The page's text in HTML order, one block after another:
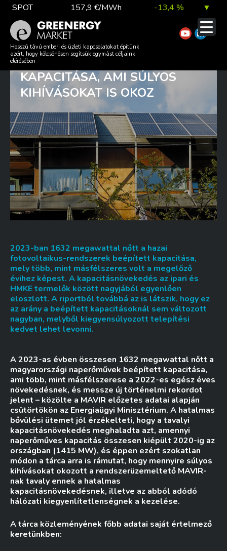
Skip
content
SPOT 157,9 €/MWh -13,4 % ▼
TTF DA 56,1 €/MWh 7,0 % ▲
EUA 81,9 €/t 1,0 %
DAX index 26 140,13 0,1 % ▲
EUR árfolyam 363,03 Ft 0,2 % ▲
Hosszú távú emberi és üzleti kapcsolatokat építünk
azért, hogy kölcsönösen segítsük egymást céljaink
elérésében
ÓRIÁSIT NŐTT 2023-BAN A
MAGYAR NAPERŐMŰVEK
KAPACITÁSA, AMI SÚLYOS
KIHÍVÁSOKAT IS OKOZ
2023-ban 1632 megawattal nőtt a hazai
fotovoltaikus-rendszerek beépített kapacitása,
mely több, mint másfélszeres volt a megelőző
évihez képest. A kapacitásnövekedés az ipari és
HMKE termelők között nagyjából egyenlően
eloszlott. A riportból továbbá az is látszik, hogy ez
az arány a beépített kapacitásoknál sem változott
nagyban, melyből kiegyensúlyozott telepítési
kedvet lehet levonni.
A 2023-as évben összesen 1632 megawattal nőtt a
magyarországi naperőművek beépített kapacitása,
ami több, mint másfélszerese a 2022-es egész éves
növekedésnek, és messze új történelmi rekordot
jelent – közölte a MAVIR előzetes adatai alapján
csütörtökön az Energiaügyi Minisztérium. A hatalmas
bővülési ütemet jól érzékelteti, hogy a tavalyi
kapacitásnövekedés meghaladta azt, amennyi
naperőműves kapacitás összesen kiépült 2020-ig az
országban (1415 MW), és éppen ezért szokatlan
módon a tárca arra is rámutat, hogy mennyire súlyos
kihívásokat okozott a rendszerüzemeltető MAVIR-
nak tavaly ennek a hatalmas
kapacitásnövekedésnek, illetve az abból adódó
hálózati kiegyenlítetlenségnek a kezelése.
A tárca közleményének főbb adatai saját értelmező
keretünkben: